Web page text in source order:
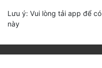
Lưu ý: Vui lòng tải app để
này